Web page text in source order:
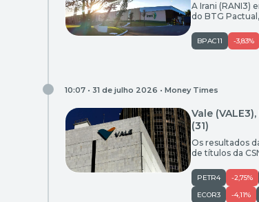
A Irani (RANI3)
do BTG
aos acionistas
BPAC11 -3,83%
10:07 • 31 de julho 2026 • Money Times
Vale
(31)
Os resultados
de títulos da
do minério A
PETR4 -2,75%
ECOR3
-4,11%